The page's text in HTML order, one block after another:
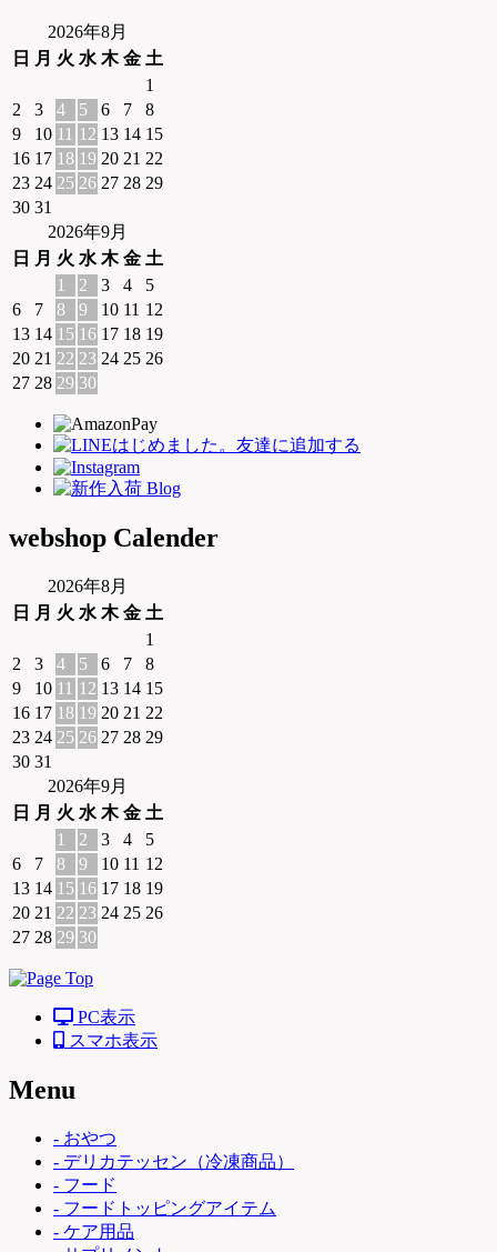
2026年8月
日
月 火 水 木 金 土
1
2
3 4 5 6 7
8
9
10 11 12 13 14 15
16 17 18 19 20 21 22
23 24 25 26 27 28 29
30 31
2026年9月
日
月 火 水 木 金 土
1
2 3 4
5
6
7 8 9 10 11 12
13 14 15 16 17 18 19
20 21 22 23 24 25 26
27 28 29 30
webshop Calender
2026年8月
日
月 火 水 木 金 土
1
2
3 4 5 6 7
8
9
10 11 12 13 14 15
16 17 18 19 20 21 22
23 24 25 26 27 28 29
30 31
2026年9月
日
月 火 水 木 金 土
1
2 3 4
5
6
7 8 9 10 11 12
13 14 15 16 17 18 19
20 21 22 23 24 25 26
27 28 29 30
PC表示
スマホ表示
Menu
- おやつ
- デリカテッセン（冷凍商品）
- フード
- フードトッピングアイテム
- ケア用品